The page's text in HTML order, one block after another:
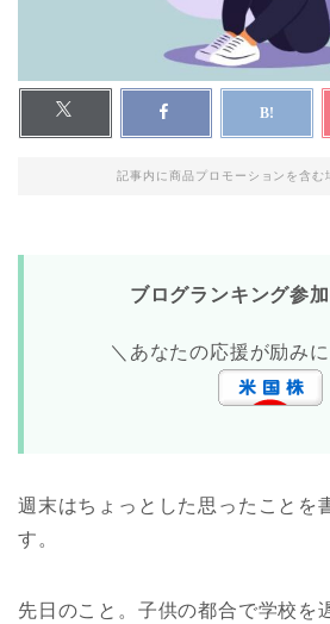
記事内に商品プロモーションを含む
ブログランキング参加
＼あなたの応援が励み
週末はちょっとした思ったことを
す。
先日のこと。子供の都合で学校を